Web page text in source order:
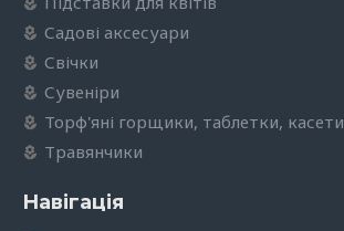
Садові аксесуари
Свічки
Сувеніри
Торф'яні горщики, таблетки, касети
Травянчики
Навігація